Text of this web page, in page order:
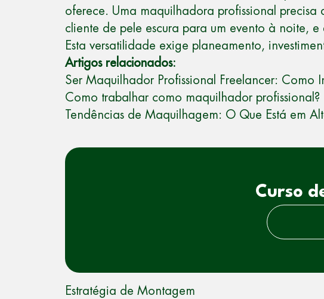
oferece. Uma maquilhadora profissional
cliente de pele escura para um evento à noite,
Esta versatilidade exige planeamento,
Artigos relacionados:
Ser Maquilhador Profissional Freelancer: Como
Como trabalhar como maquilhador profissional?
Tendências de Maquilhagem: O Que Está em
Curso
Estratégia de Montagem